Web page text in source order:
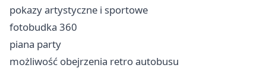
pokazy artystyczne i sportowe
fotobudka 360
piana party
możliwość obejrzenia retro autobusu